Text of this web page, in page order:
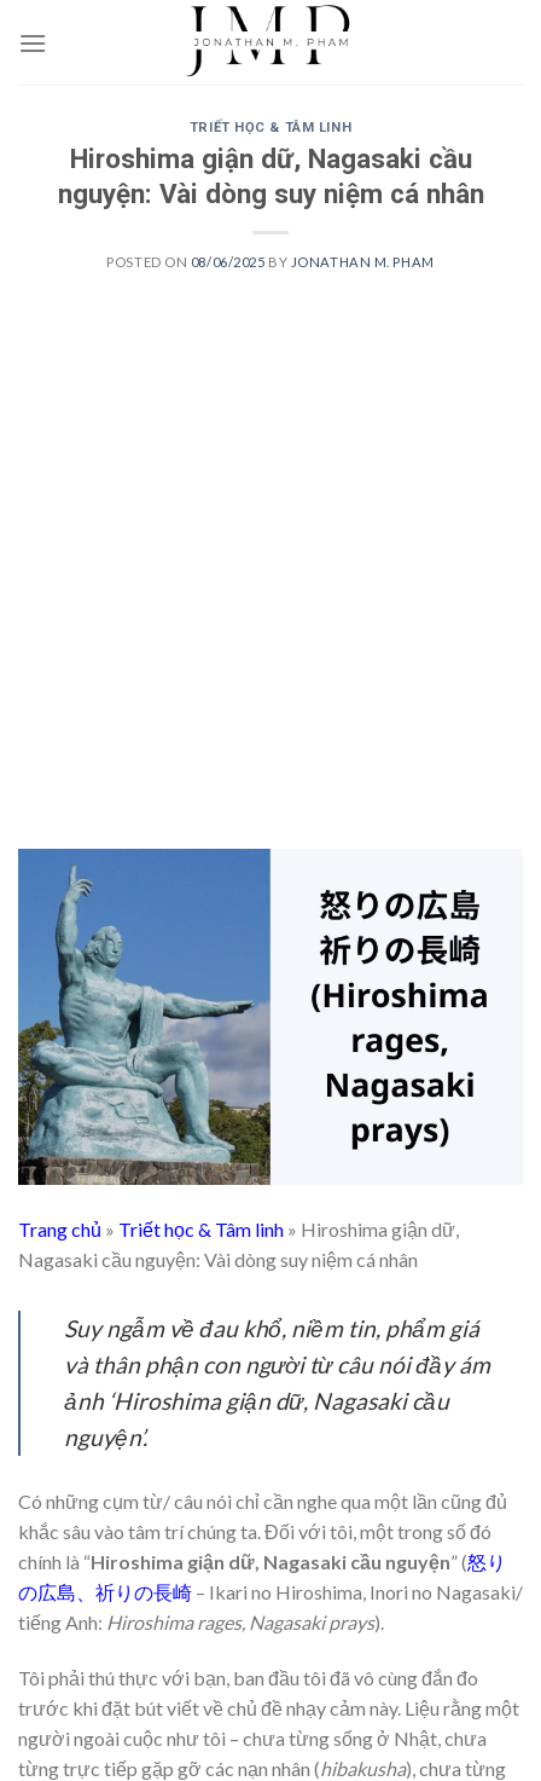
TRIẾT HỌC & TÂM LINH
Hiroshima giận dữ, Nagasaki cầu
nguyện: Vài dòng suy niệm cá nhân
POSTED ON 08/06/2025 BY JONATHAN M. PHAM
Trang chủ » Triết học & Tâm linh » Hiroshima giận dữ,
Nagasaki cầu nguyện: Vài dòng suy niệm cá nhân
Suy ngẫm về đau khổ, niềm tin, phẩm giá
và thân phận con người từ câu nói đầy ám
ảnh ‘Hiroshima giận dữ, Nagasaki cầu
nguyện’.
Có những cụm từ/ câu nói chỉ cần nghe qua một lần cũng đủ
khắc sâu vào tâm trí chúng ta. Đối với tôi, một trong số đó
chính là “Hiroshima giận dữ, Nagasaki cầu nguyện” (怒り
の広島、祈りの長崎 – Ikari no Hiroshima, Inori no Nagasaki/
tiếng Anh: Hiroshima rages, Nagasaki prays).
Tôi phải thú thực với bạn, ban đầu tôi đã vô cùng đắn đo
trước khi đặt bút viết về chủ đề nhạy cảm này. Liệu rằng một
người ngoài cuộc như tôi – chưa từng sống ở Nhật, chưa
từng trực tiếp gặp gỡ các nạn nhân (hibakusha), chưa từng